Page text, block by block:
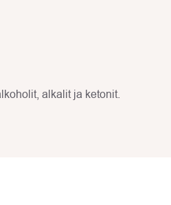
alkalit ja ketonit.